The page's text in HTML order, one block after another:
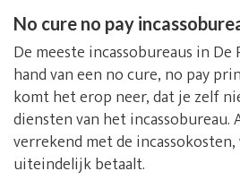
No cure no pay
De meeste incassobureaus in De
hand van een no cure, no pay
komt het erop neer, dat je zelf
diensten van het incassobureau.
verrekend met de
uiteindelijk betaalt.